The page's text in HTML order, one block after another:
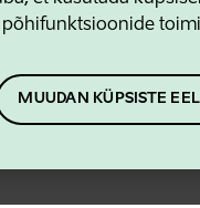
põhifunktsioonide
MUUDAN KÜPSISTE